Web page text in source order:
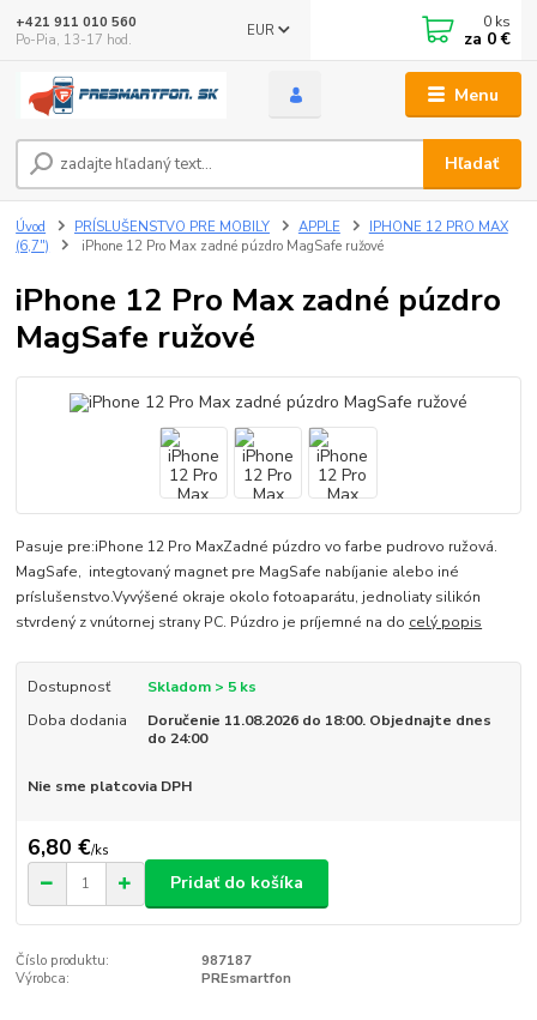
Menu
EUR
Hľadať
+421 911 010 560
Po-Pia, 13-17 hod.
0 ks
za 0 €
Úvod PRÍSLUŠENSTVO PRE MOBILY APPLE
IPHONE 12 PRO MAX
(6,7")
iPhone 12 Pro Max zadné púzdro MagSafe ružové
iPhone 12 Pro Max zadné púzdro
MagSafe ružové
Pasuje pre:iPhone 12 Pro MaxZadné púzdro vo farbe pudrovo ružová.
MagSafe, integtovaný magnet pre MagSafe nabíjanie alebo iné
príslušenstvo.Vyvýšené okraje okolo fotoaparátu, jednoliaty silikón
stvrdený z vnútornej strany PC. Púzdro je príjemné na do celý popis
Dostupnosť
Skladom > 5 ks
Doba dodania
Doručenie 11.08.2026 do 18:00. Objednajte dnes
do 24:00
Nie sme platcovia DPH
6,80 €/ks
Pridať do košíka
Číslo produktu:
987187
Výrobca:
PREsmartfon